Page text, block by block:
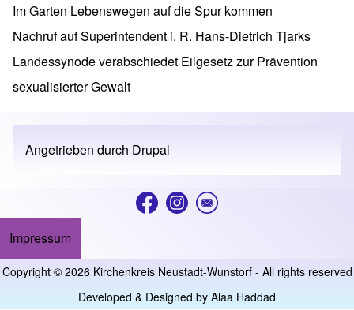
Im Garten Lebenswegen auf die Spur kommen
Nachruf auf Superintendent i. R. Hans-Dietrich Tjarks
Landessynode verabschiedet Eilgesetz zur Prävention
sexualisierter Gewalt
Angetrieben durch Drupal
Footer menu
Impressum
Copyright © 2026 Kirchenkreis Neustadt-Wunstorf - All rights reserved
Developed & Designed by Alaa Haddad